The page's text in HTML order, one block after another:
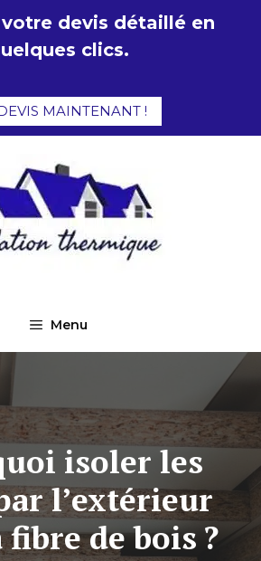
devis détaillé en
clics.
MAINTENANT !
Menu
isoler les
l’extérieur
fibre de bois ?